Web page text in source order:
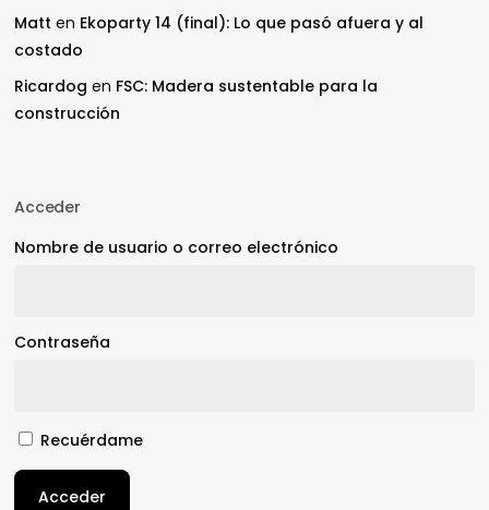
Matt en Ekoparty 14 (final): Lo que pasó afuera y al
costado
Ricardog en FSC: Madera sustentable para la
construcción
Acceder
Nombre de usuario o correo electrónico
Contraseña
Recuérdame
Acceder